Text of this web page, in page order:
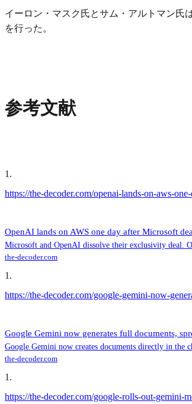
イーロン・マスク氏とサム・アルトマン氏
を行った。
参考文献
1 .
https://the-decoder.com/openai-lands-on-aws-
OpenAI lands on AWS one day after Microsoft
Microsoft and OpenAI dissolve their exclusivity deal.
the-decoder.com
1 .
https://the-decoder.com/google-gemini-now-
Google Gemini now generates full documents,
Google Gemini now creates documents directly in the
the-decoder.com
1 .
https://the-decoder.com/google-rolls-out-gemini-